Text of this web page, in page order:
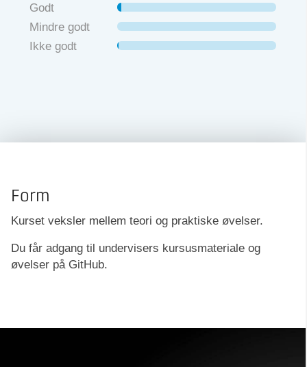
Godt
Mindre godt
Ikke godt
Form
Kurset veksler mellem teori og praktiske øvelser.
Du får adgang til undervisers kursusmateriale og
øvelser på GitHub.